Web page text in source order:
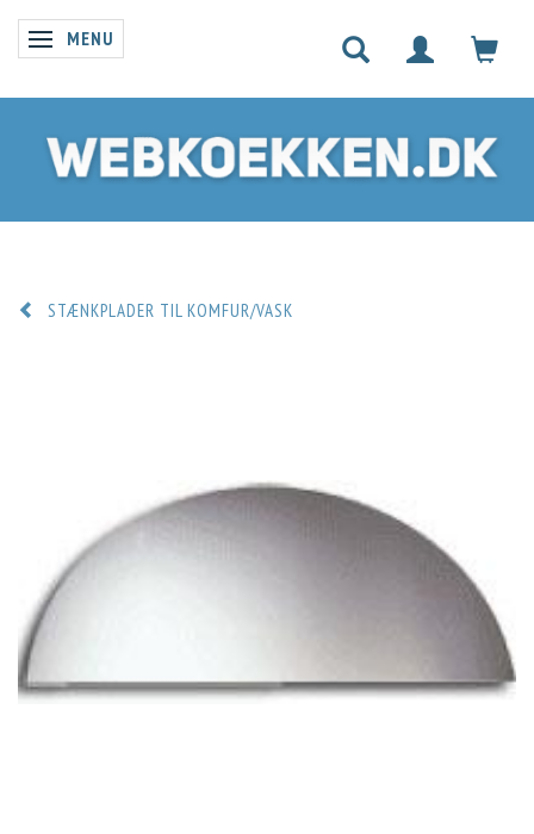
SKIFTE NAVIGATION
MENU
STÆNKPLADER TIL KOMFUR/VASK